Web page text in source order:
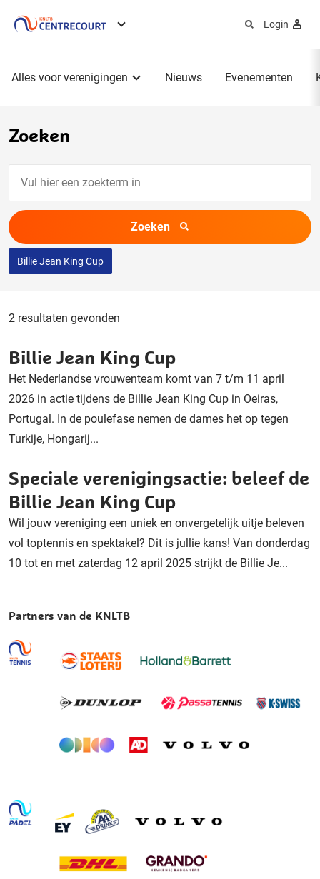
Login
Alles voor verenigingen Nieuws Evenementen
Zoeken
een
zoekterm
in
Zoeken
Billie Jean King Cup
2 resultaten gevonden
Billie Jean King Cup
Het Nederlandse vrouwenteam komt van 7 t/m 11 april
2026 in actie tijdens de Billie Jean King Cup in Oeiras,
Portugal. In de poulefase nemen de dames het op tegen
Turkije, Hongarij...
Speciale verenigingsactie: beleef de
Billie Jean King Cup
Wil jouw vereniging een uniek en onvergetelijk uitje beleven
vol toptennis en spektakel? Dit is jullie kans! Van donderdag
10 tot en met zaterdag 12 april 2025 strijkt de Billie Je...
Partners van de KNLTB